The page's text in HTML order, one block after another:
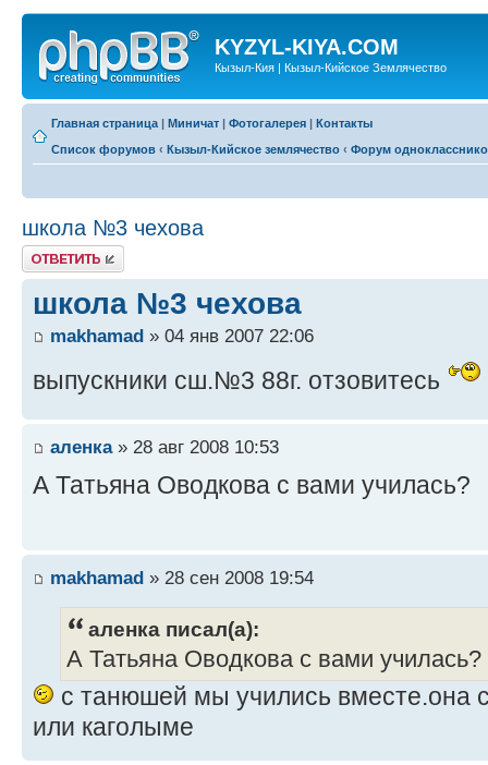
KYZYL-KIYA.COM
Кызыл-Кия | Кызыл-Кийское Землячество
Главная страница | Миничат | Фотогалерея | Контакты
Список форумов ‹ Кызыл-Кийское землячество ‹ Форум
школа №3 чехова
Ответить
школа №3 чехова
makhamad » 04 янв 2007 22:06
выпускники сш.№3 88г. отзовитесь
аленка» 28 авг 2008 10:53
А Татьяна Оводкова с вами училась?
makhamad » 28 сен 2008 19:54
аленка писал(а):
А Татьяна Оводкова с вами училась?
с танюшей мы учились вместе.она
или каголыме